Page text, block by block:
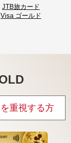
JTB旅カード
Visa ゴールド
を重視する方